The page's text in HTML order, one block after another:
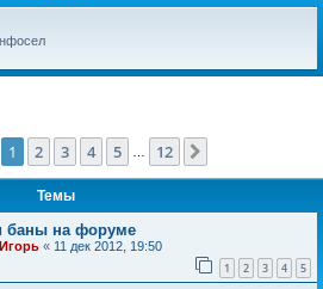
из 12
1 2 3 4 5 12
Темы
баны на форуме
Игорь « 11 дек 2012, 19:50
1 2 3 4 5